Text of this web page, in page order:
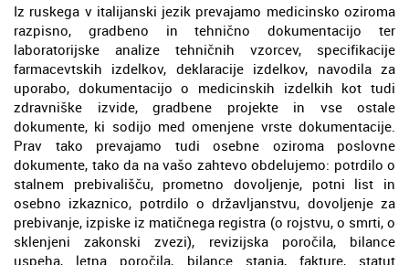
Iz ruskega v italijanski jezik prevajamo medicinsko oziroma
razpisno, gradbeno in tehnično dokumentacijo ter
laboratorijske analize tehničnih vzorcev, specifikacije
farmacevtskih izdelkov, deklaracije izdelkov, navodila za
uporabo, dokumentacijo o medicinskih izdelkih kot tudi
zdravniške izvide, gradbene projekte in vse ostale
dokumente, ki sodijo med omenjene vrste dokumentacije.
Prav tako prevajamo tudi osebne oziroma poslovne
dokumente, tako da na vašo zahtevo obdelujemo: potrdilo o
stalnem prebivališču, prometno dovoljenje, potni list in
osebno izkaznico, potrdilo o državljanstvu, dovoljenje za
prebivanje, izpiske iz matičnega registra (o rojstvu, o smrti, o
sklenjeni zakonski zvezi), revizijska poročila, bilance
uspeha, letna poročila, bilance stanja, fakture, statut